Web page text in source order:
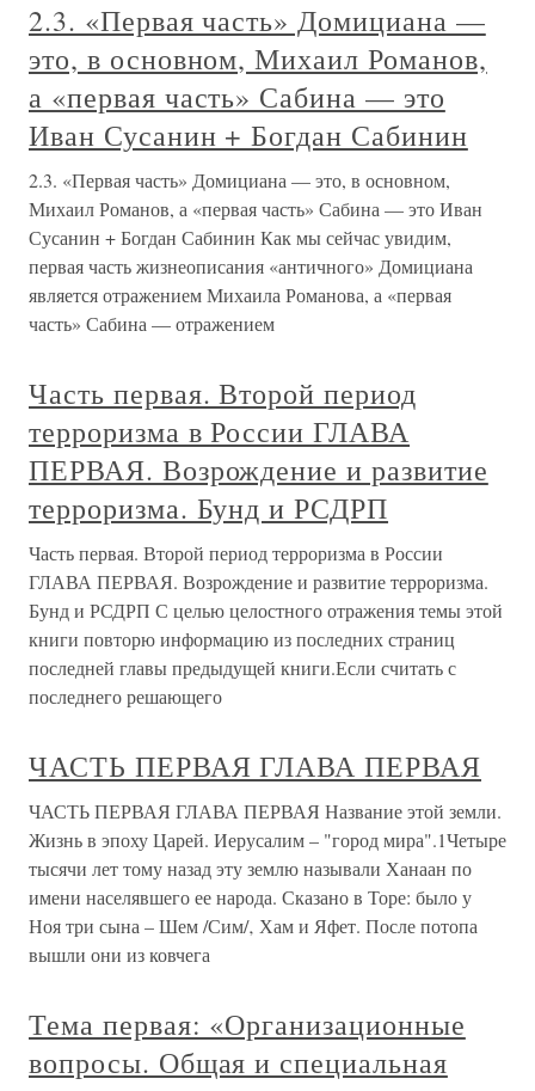
2.3. «Первая часть» Домициана —
это, в основном, Михаил Романов,
а «первая часть» Сабина — это
Иван Сусанин + Богдан Сабинин
2.3. «Первая часть» Домициана — это, в основном,
Михаил Романов, а «первая часть» Сабина — это Иван
Сусанин + Богдан Сабинин Как мы сейчас увидим,
первая часть жизнеописания «античного» Домициана
является отражением Михаила Романова, а «первая
часть» Сабина — отражением
Часть первая. Второй период
терроризма в России ГЛАВА
ПЕРВАЯ. Возрождение и развитие
терроризма. Бунд и РСДРП
Часть первая. Второй период терроризма в России
ГЛАВА ПЕРВАЯ. Возрождение и развитие терроризма.
Бунд и РСДРП С целью целостного отражения темы этой
книги повторю информацию из последних страниц
последней главы предыдущей книги.Если считать с
последнего решающего
ЧАСТЬ ПЕРВАЯ ГЛАВА ПЕРВАЯ
ЧАСТЬ ПЕРВАЯ ГЛАВА ПЕРВАЯ Название этой земли.
Жизнь в эпоху Царей. Иерусалим – "город мира".1Четыре
тысячи лет тому назад эту землю называли Ханаан по
имени населявшего ее народа. Сказано в Торе: было у
Ноя три сына – Шем /Сим/‚ Хам и Яфет. После потопа
вышли они из ковчега
Тема первая: «Организационные
вопросы. Общая и специальная